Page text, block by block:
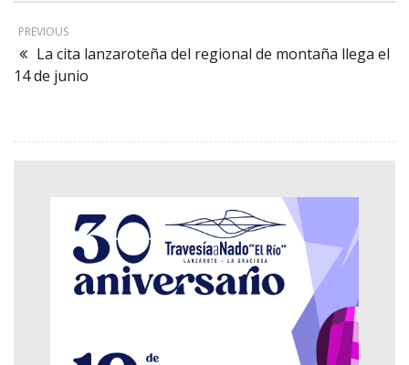
PREVIOUS
La cita lanzaroteña del regional de montaña llega el
14 de junio